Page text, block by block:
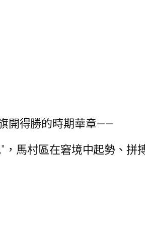
開得勝的時期華章——
，馬村區在窘境中起勢、拼